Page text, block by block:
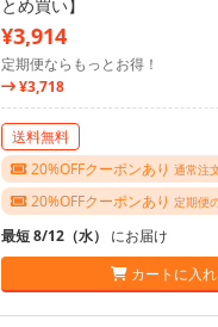
とめ買い】
¥3,914
定期便ならもっとお得！
¥3,718
送料無料
20%OFFクーポンあり 通常注
20%OFFクーポンあり 定期便
最短 8/12（水） にお届け
カートに入